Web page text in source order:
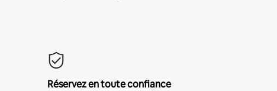
Réservez en toute confiance